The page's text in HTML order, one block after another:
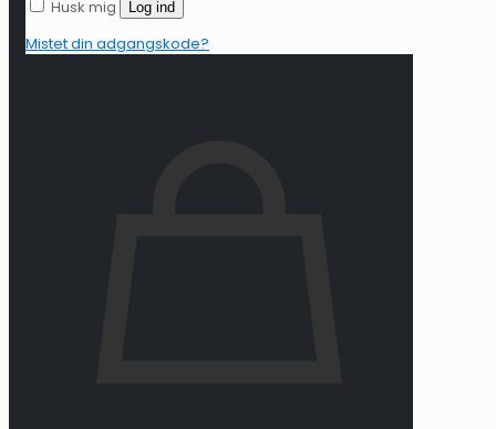
Husk mig Log ind
Mistet din adgangskode?